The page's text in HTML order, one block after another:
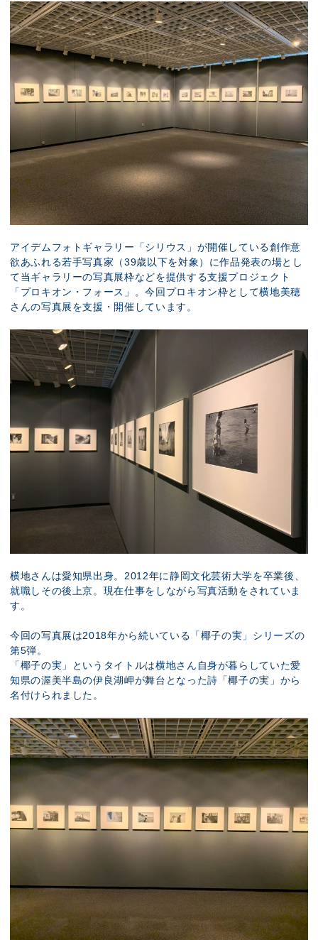
アイデムフォトギャラリー「シリウス」が開催している創作意
欲あふれる若手写真家（39歳以下を対象）に作品発表の場とし
て当ギャラリーの写真展枠などを提供する支援プロジェクト
「プロキオン・フォース」。今回プロキオン枠として横地美穂
さんの写真展を支援・開催しています。
横地さんは愛知県出身。2012年に静岡文化芸術大学を卒業後、
就職しその後上京。現在仕事をしながら写真活動をされていま
す。
今回の写真展は2018年から続いている「椰子の実」シリーズの
第5弾。
「椰子の実」というタイトルは横地さん自身が暮らしていた愛
知県の渥美半島の伊良湖岬が舞台となった詩「椰子の実」から
名付けられました。